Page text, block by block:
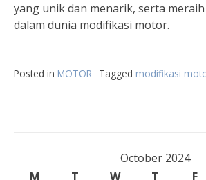
yang unik dan menarik, serta
dalam dunia modifikasi motor.
Posted in MOTOR Tagged modifikasi
October 2024
M
T W T F